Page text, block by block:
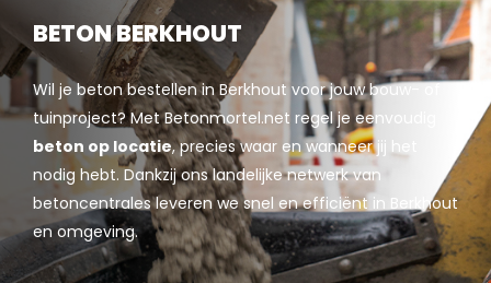
BETON BERKHOUT
Wil je beton bestellen in Berkhout voor jouw bouw- of
tuinproject? Met Betonmortel.net regel je eenvoudig
beton op locatie, precies waar en wanneer jij het
nodig hebt. Dankzij ons landelijke netwerk van
betoncentrales leveren we snel en efficiënt in Berkhout
en omgeving.